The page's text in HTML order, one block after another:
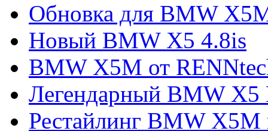
Обновка для BMW
Новый BMW X5 4.8is
BMW X5M от
Легендарный BMW X5
Рестайлинг BMW X5M